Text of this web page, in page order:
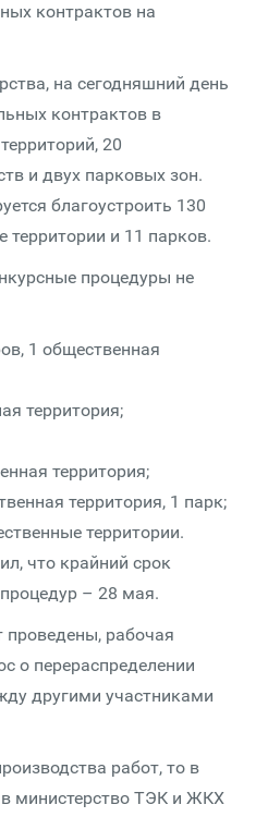
контрактов на
на сегодняшний день
контрактов в
20
и двух парковых зон.
благоустроить 130
и 11 парков.
процедуры не
1 общественная
территория;
территория;
территория, 1 парк;
территории.
что крайний срок
– 28 мая.
проведены, рабочая
о перераспределении
другими участниками
работ, то в
министерство ТЭК и ЖКХ